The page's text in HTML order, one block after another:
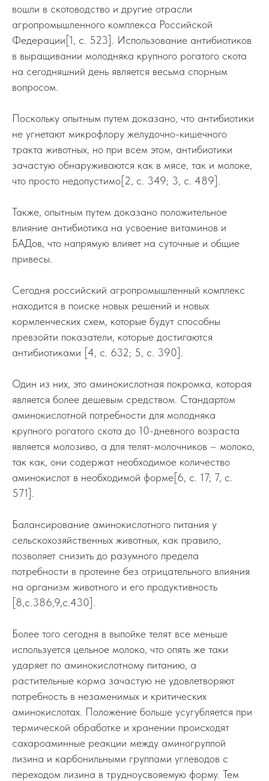
вошли в скотоводство и другие отрасли
агропромышленного комплекса Российской
Федерации[1, с. 523]. Использование антибиотиков
в выращивании молодняка крупного рогатого скота
на сегодняшний день является весьма спорным
вопросом.
Поскольку опытным путем доказано, что антибиотики
не угнетают микрофлору желудочно-кишечного
тракта животных, но при всем этом, антибиотики
зачастую обнаруживаются как в мясе, так и молоке,
что просто недопустимо[2, с. 349; 3, с. 489].
Также, опытным путем доказано положительное
влияние антибиотика на усвоение витаминов и
БАДов, что напрямую влияет на суточные и общие
привесы.
Сегодня российский агропромышленный комплекс
находится в поиске новых решений и новых
кормленческих схем, которые будут способны
превзойти показатели, которые достигаются
антибиотиками [4, с. 632; 5, с. 390].
Один из них, это аминокислотная покромка, которая
является более дешевым средством. Стандартом
аминокислотной потребности для молодняка
крупного рогатого скота до 10-дневного возраста
является молозиво, а для телят-молочников – молоко,
так как, они содержат необходимое количество
аминокислот в необходимой форме[6, с. 17; 7, с.
571].
Балансирование аминокислотного питания у
сельскохозяйственных животных, как правило,
позволяет снизить до разумного предела
потребности в протеине без отрицательного влияния
на организм животного и его продуктивность
[8,с.386,9,с.430].
Более того сегодня в выпойке телят все меньше
используется цельное молоко, что опять же таки
ударяет по аминокислотному питанию, а
растительные корма зачастую не удовлетворяют
потребность в незаменимых и критических
аминокислотах. Положение больше усугубляется при
термической обработке и хранении происходят
сахароаминные реакции между аминогруппой
лизина и карбонильными группами углеводов с
переходом лизина в трудноусвояемую форму. Тем